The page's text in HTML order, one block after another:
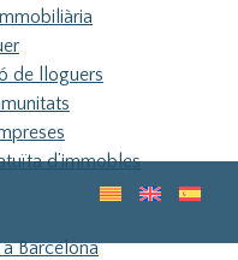
de lloguers
d’immobles
Barcelona